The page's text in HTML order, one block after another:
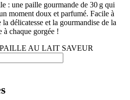
: une paille gourmande de 30 g qui
moment doux et parfumé. Facile à
délicatesse et la gourmandise de la
à chaque gorgée !
AU LAIT SAVEUR